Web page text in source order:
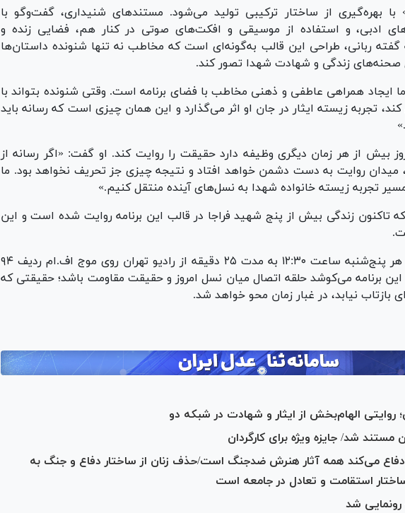
با بهره‌گیری از ساختار ترکیبی تولید می‌شود. مستند‌های شنیداری، گفت‌و‌گو با
ادبی، و استفاده از موسیقی و افکت‌های صوتی در کنار هم، فضایی زنده و
گفته ربانی، طراحی این قالب به‌گونه‌ای است که مخاطب نه تنها شنونده داستان‌ها
صحنه‌های زندگی و شهادت شهدا تصور کند.
ایجاد همراهی عاطفی و ذهنی مخاطب با فضای برنامه است. وقتی شنونده بتواند با
تجربه زیسته ایثار در جان او اثر می‌گذارد و این همان چیزی است که رسانه باید
بیش از هر زمان دیگری وظیفه دارد حقیقت را روایت کند. او گفت: «اگر رسانه از
میدان روایت به دست دشمن خواهد افتاد و نتیجه چیزی جز تحریف نخواهد بود. ما
تجربه زیسته خانواده شهدا به نسل‌های آینده منتقل کنیم.»
تاکنون زندگی بیش از پنج شهید فراجا در قالب این برنامه روایت شده است و این
«روایت مردمان عاشق» هر پنج‌شنبه ساعت ۱۲:۳۰ به مدت ۲۵ دقیقه از رادیو تهران روی موج اف.‌ام ردیف ۹۴
برنامه می‌کوشد حلقه اتصال میان نسل امروز و حقیقت مقاومت باشد؛ حقیقتی که
بازتاب نیابد، در غبار زمان محو خواهد شد.
روایتی الهام‌بخش از ایثار و شهادت در شبکه دو
مستند شد/ جایزه ویژه برای کارگردان
می‌کند همه آثار هنرش ضدجنگ است/حذف زنان از ساختار دفاع و جنگ به
استقامت و تعادل در جامعه است
شد